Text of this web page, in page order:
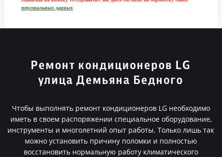
персональных данных
Ремонт кондиционеров LG
улица Демьяна Бедного
Чтобы выполнять ремонт кондиционеров LG необходимо
иметь в своем распоряжении специальное оборудование,
инструменты и многолетний опыт работы. Только лишь так
можно установить причину поломки и полностью
восстановить нормальную работу климатического